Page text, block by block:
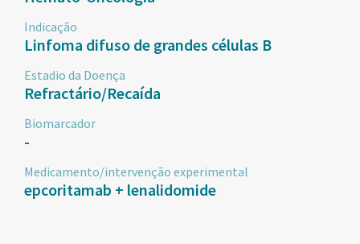
Indicação
Linfoma difuso de grandes células B
Estadio da Doença
Refractário/Recaída
Biomarcador
-
Medicamento/intervenção experimental
epcoritamab + lenalidomide